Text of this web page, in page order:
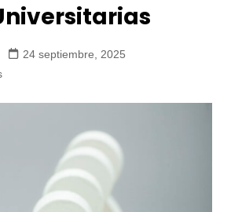
24 septiembre, 2025